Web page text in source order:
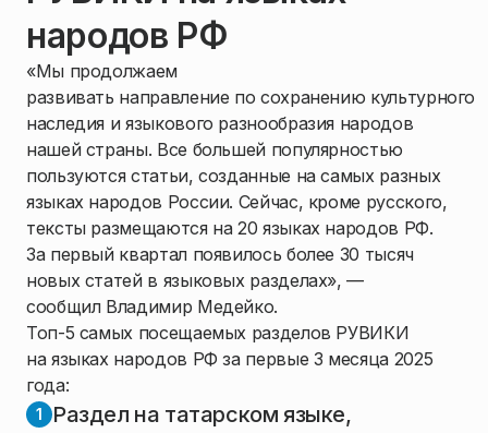
народов РФ
«Мы продолжаем
развивать направление по сохранению культурного
наследия и языкового разнообразия народов
нашей страны. Все большей популярностью
пользуются статьи, созданные на самых разных
языках народов России. Сейчас, кроме русского,
тексты размещаются на 20 языках народов РФ.
За первый квартал появилось более 30 тысяч
новых статей в языковых разделах», —
сообщил Владимир Медейко.
Топ-5 самых посещаемых разделов РУВИКИ
на языках народов РФ за первые 3 месяца 2025
года:
Раздел на татарском языке,